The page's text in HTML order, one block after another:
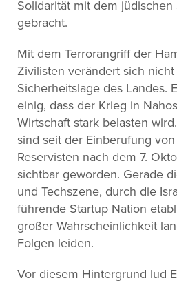
Solidarität mit dem
gebracht.
Mit dem Terrorangriff der
Zivilisten verändert sich
Sicherheitslage des Landes.
einig, dass der Krieg in
Wirtschaft stark belasten
sind seit der Einberufung
Reservisten nach dem 7.
sichtbar geworden. Gerade
und Techszene, durch die
führende Startup Nation
großer Wahrscheinlichkeit
Folgen leiden.
Vor diesem Hintergrund lud